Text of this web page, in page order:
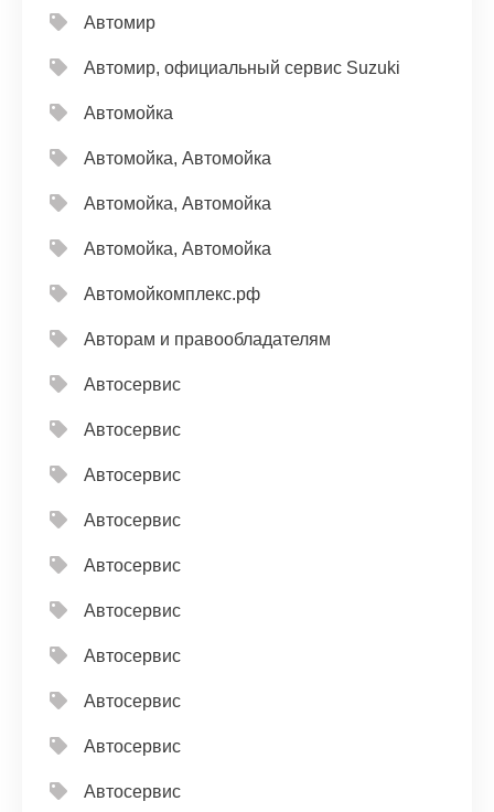
Автомир
Автомир, официальный сервис Suzuki
Автомойка
Автомойка, Автомойка
Автомойка, Автомойка
Автомойка, Автомойка
Автомойкомплекс.рф
Авторам и правообладателям
Автосервис
Автосервис
Автосервис
Автосервис
Автосервис
Автосервис
Автосервис
Автосервис
Автосервис
Автосервис